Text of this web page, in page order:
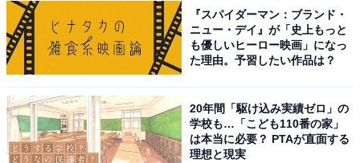
『スパイダーマン：ブランド・
ニュー・デイ』が「史上もっと
も優しいヒーロー映画」になっ
た理由。予習したい作品は？
20年間「駆け込み実績ゼロ」の
学校も…「こども110番の家」
は本当に必要？ PTAが直面する
理想と現実